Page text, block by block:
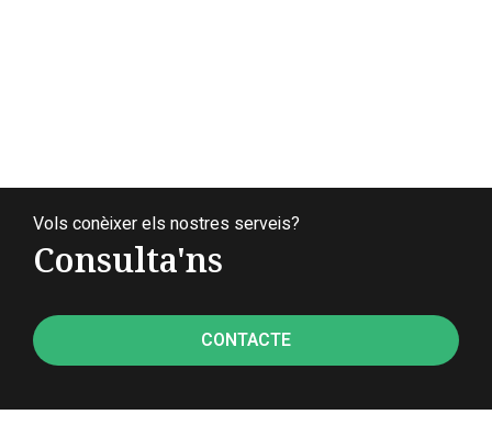
Vols conèixer els nostres serveis?
Consulta'ns
CONTACTE